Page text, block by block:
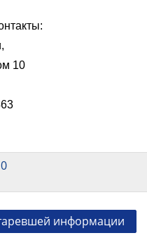
10
0
информации